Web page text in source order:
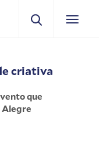
criativa
que
Alegre